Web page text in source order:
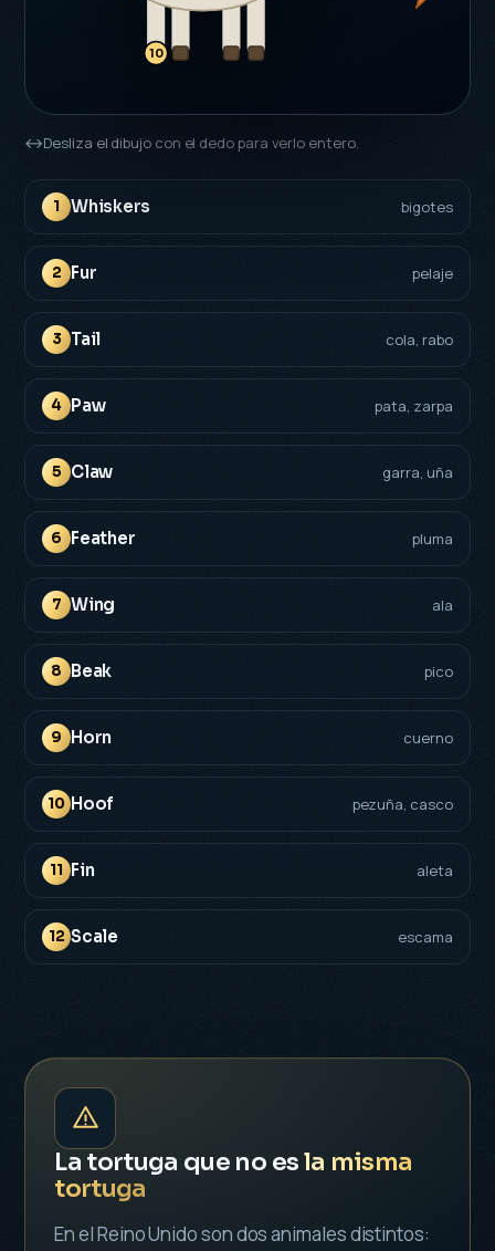
10
↔Desliza el dibujo con el dedo para verlo entero.
1 Whiskers bigotes
2 Fur pelaje
3 Tail cola, rabo
4 Paw pata, zarpa
5 Claw garra, uña
6 Feather pluma
7 Wing ala
8 Beak pico
9 Horn cuerno
10 Hoof pezuña, casco
11 Fin aleta
12 Scale escama
La tortuga que no esla misma
tortuga
En el Reino Unido son dos animales distintos: